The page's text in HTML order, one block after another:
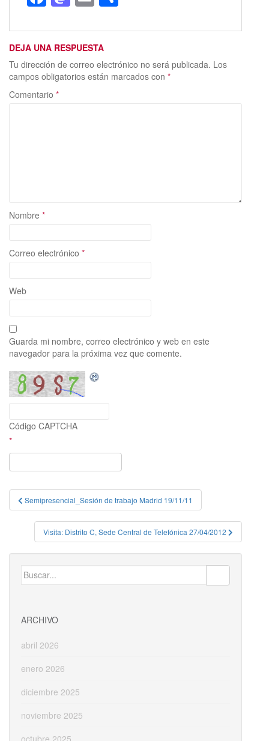
ac
e
b
o
o
as
to
d
o
m
ai
l
m
ar
DEJA UNA RESPUESTA
Tu dirección de correo electrónico no será publicada. Los
campos obligatorios están marcados con *
Comentario *
Nombre *
Correo electrónico *
Web
Guarda mi nombre, correo electrónico y web en este
navegador para la próxima vez que comente.
Código CAPTCHA
*
Navegación
de
entradas
Semipresencial_Sesión de trabajo Madrid 19/11/11
Visita: Distrito C, Sede Central de Telefónica 27/04/2012
Buscar:
ARCHIVO
abril 2026
enero 2026
diciembre 2025
noviembre 2025
octubre 2025